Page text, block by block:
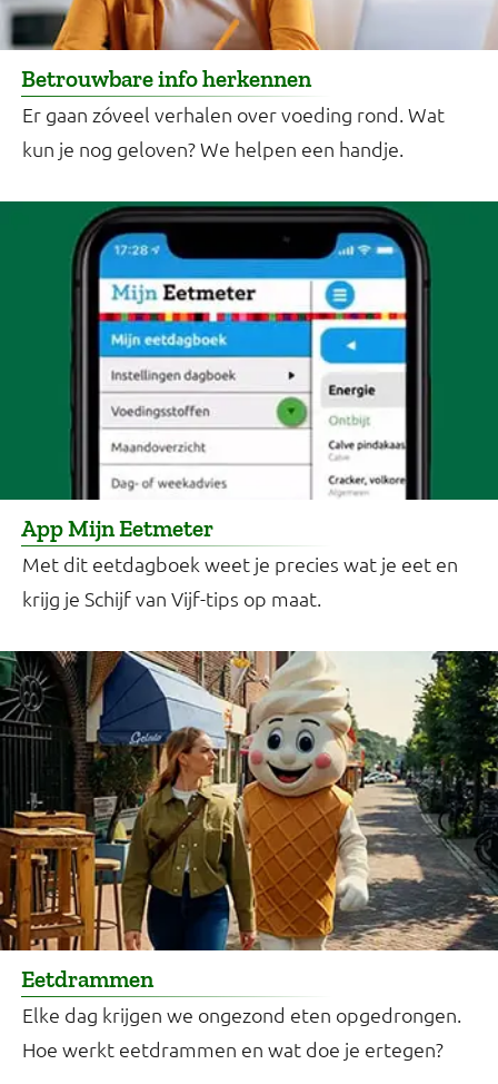
Betrouwbare info herkennen
Er gaan zóveel verhalen over voeding rond. Wat
kun je nog geloven? We helpen een handje.
App Mijn Eetmeter
Met dit eetdagboek weet je precies wat je eet en
krijg je Schijf van Vijf-tips op maat.
Eetdrammen
Elke dag krijgen we ongezond eten opgedrongen.
Hoe werkt eetdrammen en wat doe je ertegen?